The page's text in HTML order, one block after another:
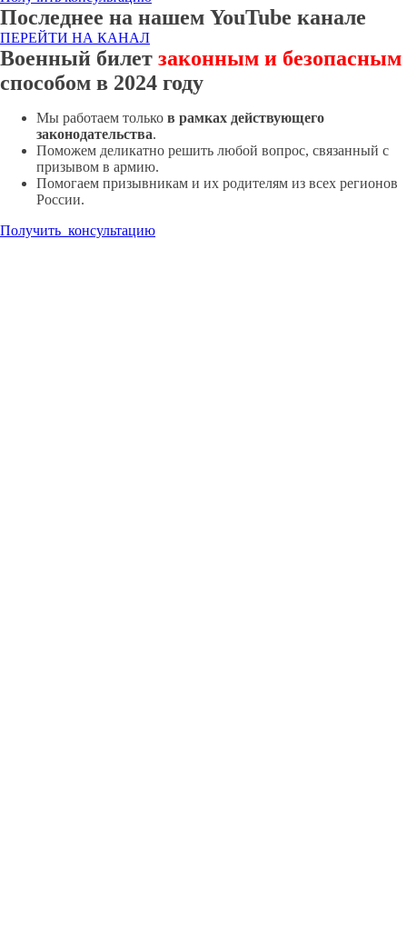
Последнее на нашем YouTube канале
ПЕРЕЙТИ НА КАНАЛ
Военный билет законным и безопасным
способом в 2024 году
Мы работаем только в рамках действующего
законодательства.
Поможем деликатно решить любой вопрос, связанный с
призывом в армию.
Помогаем призывникам и их родителям из всех регионов
России.
Получить консультацию